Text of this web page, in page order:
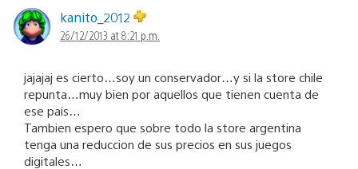
kanito_2012
26/12/2013 at 8:21 p.m.
jajajaj es cierto…soy un conservador…y si la store chile
repunta…muy bien por aquellos que tienen cuenta de
ese pais…
Tambien espero que sobre todo la store argentina
tenga una reduccion de sus precios en sus juegos
digitales…